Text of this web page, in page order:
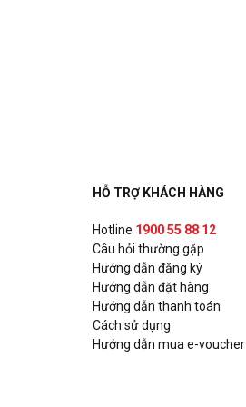
HỖ TRỢ KHÁCH HÀNG
Hotline 1900 55 88 12
Câu hỏi thường gặp
Hướng dẫn đăng ký
Hướng dẫn đặt hàng
Hướng dẫn thanh toán
Cách sử dụng
Hướng dẫn mua e-voucher